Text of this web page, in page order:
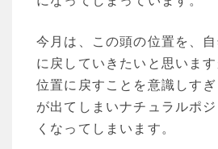
今月は、この頭の位置を、
に戻していきたいと思いま
位置に戻すことを意識しす
が出てしまいナチュラルポ
くなってしまいます。